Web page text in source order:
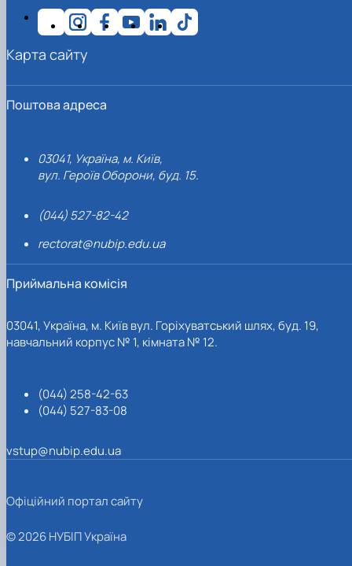
Поштова адреса
03041, Україна, м. Київ,
вул. Героїв Оборони, буд. 15.
(044) 527-82-42
rectorat@nubip.edu.ua
Приймальна комісія
03041, Україна, м. Київ вул. Горіхуватський шлях, буд. 19,
навчальний корпус № 1, кімната № 12.
(044) 258-42-63
(044) 527-83-08
vstup@nubip.edu.ua
Карта сайту
Офіційний портал сайту
© 2026 НУБІП Україна